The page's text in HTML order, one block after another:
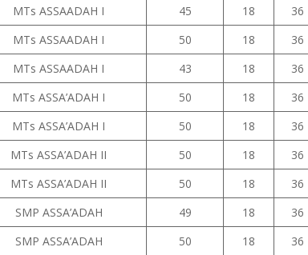
MTs ASSAADAH I 45 18
36
MTs ASSAADAH I 50 18
36
MTs ASSAADAH I 43 18
36
MTs ASSA’ADAH I 50 18
36
MTs ASSA’ADAH I 50 18
36
MTs ASSA’ADAH II 50 18
36
MTs ASSA’ADAH II 50 18
36
SMP ASSA’ADAH 49 18
36
SMP ASSA’ADAH 50 18 36